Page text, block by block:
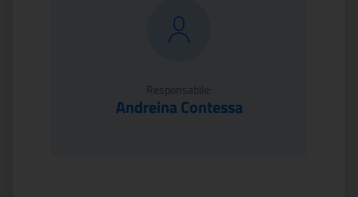
Responsabile:
Andreina Contessa